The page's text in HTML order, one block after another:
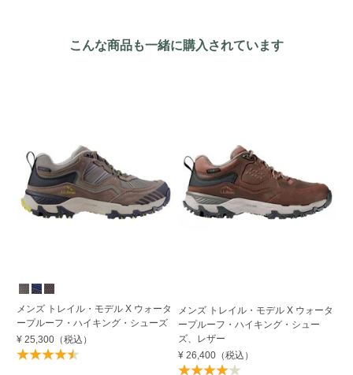
こんな商品も一緒に購入されています
メンズ トレイル・モデル X ウォータ
ープルーフ・ハイキング・シューズ
¥ 25,300（税込）
メンズ トレイル・モデル X ウォータ
ープルーフ・ハイキング・シュー
ズ、レザー
¥ 26,400 （税込）